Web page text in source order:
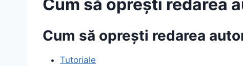
Cum să oprești redarea
Cum să oprești redarea
Tutoriale